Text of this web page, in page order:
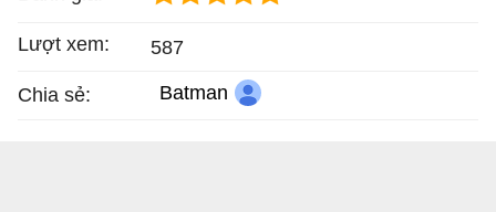
Lượt xem: 587
Chia sẻ: Batman